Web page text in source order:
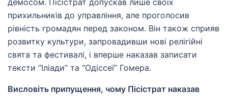
прихильників до управління, але проголосив
рівність громадян перед законом. Він також сприяв
розвитку культури, запровадивши нові релігійні
свята та фестивалі, і вперше наказав записати
тексти “Іліади” та “Одіссеї” Гомера.
Висловіть припущення, чому Пісістрат наказав